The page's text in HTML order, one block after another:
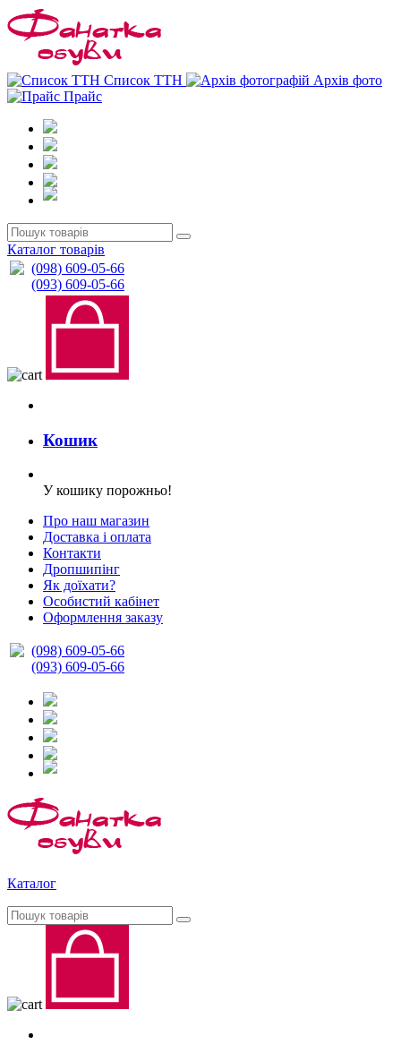
Список ТТН
Архів фото
Прайс
Каталог товарів
(098) 609-05-66
(093) 609-05-66
Кошик
У кошику порожньо!
Про наш магазин
Доставка і оплата
Контакти
Дропшипінг
Як доїхати?
Особистий кабінет
Оформлення заказу
(098) 609-05-66
(093) 609-05-66
Каталог